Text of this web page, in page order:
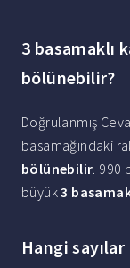
3 basamaklı
bölünebilir?
Doğrulanmış
basamağındaki
bölünebilir. 990
büyük3
Hangi